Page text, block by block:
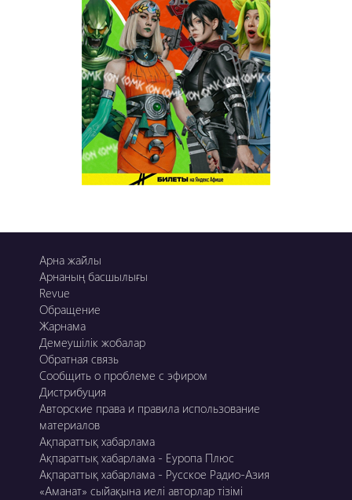
Арна жайлы
Арнаның басшылығы
Revue
Обращение
Жарнама
Демеушілік жобалар
Обратная связь
Сообщить о проблеме с эфиром
Дистрибуция
Авторские права и правила использование
материалов
Ақпараттық хабарлама
Ақпараттық хабарлама - Еуропа Плюс
Ақпараттық хабарлама - Русское Радио-Азия
«Аманат» сыйақына иелі авторлар тізімі